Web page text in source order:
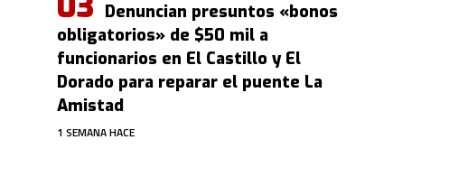
Denuncian presuntos «bonos
obligatorios» de $50 mil a
funcionarios en El Castillo y El
Dorado para reparar el puente La
Amistad
1 SEMANA HACE